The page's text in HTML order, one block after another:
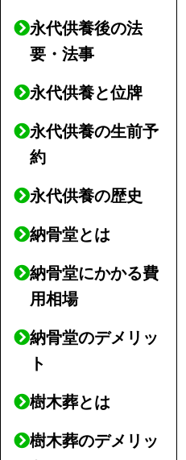
永代供養後の法
要・法事
永代供養と位牌
永代供養の生前予
約
永代供養の歴史
納骨堂とは
納骨堂にかかる費
用相場
納骨堂のデメリッ
ト
樹木葬とは
樹木葬のデメリッ